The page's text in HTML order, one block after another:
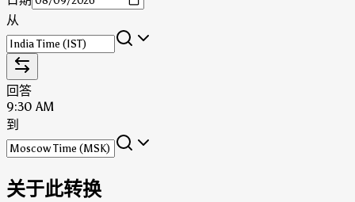
从
回答
9:30 AM
到
关于此转换